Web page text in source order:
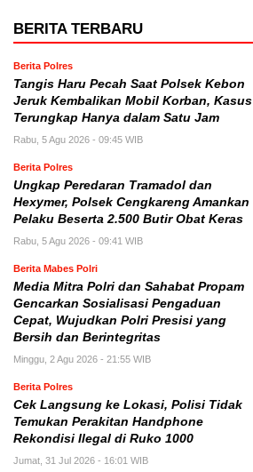
BERITA TERBARU
Berita Polres
Tangis Haru Pecah Saat Polsek Kebon
Jeruk Kembalikan Mobil Korban, Kasus
Terungkap Hanya dalam Satu Jam
Rabu, 5 Agu 2026 - 09:45 WIB
Berita Polres
Ungkap Peredaran Tramadol dan
Hexymer, Polsek Cengkareng Amankan
Pelaku Beserta 2.500 Butir Obat Keras
Rabu, 5 Agu 2026 - 09:41 WIB
Berita Mabes Polri
Media Mitra Polri dan Sahabat Propam
Gencarkan Sosialisasi Pengaduan
Cepat, Wujudkan Polri Presisi yang
Bersih dan Berintegritas
Minggu, 2 Agu 2026 - 21:55 WIB
Berita Polres
Cek Langsung ke Lokasi, Polisi Tidak
Temukan Perakitan Handphone
Rekondisi Ilegal di Ruko 1000
Jumat, 31 Jul 2026 - 16:01 WIB